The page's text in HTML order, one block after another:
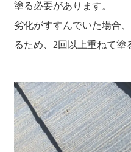
塗る必要があります。
劣化がすすんでいた場合
るため、2回以上重ねて塗